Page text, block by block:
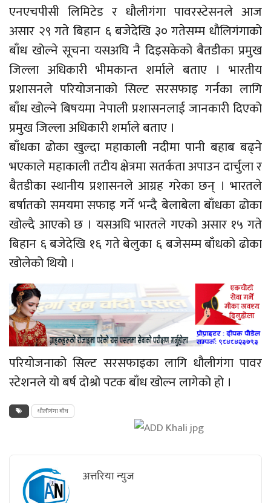
एनएचपीसी लिमिटेड र धौलीगंगा पावरस्टेसनले आज
असार २९ गते बिहान ६ बजेदेखि ३० गतेसम्म धौलिगंगाको
बाँध खोल्ने सूचना यसअघि नै दिइसकेको बैतडीका प्रमुख
जिल्ला अधिकारी भीमकान्त शर्माले बताए । भारतीय
प्रशासनले परियोजनाको सिल्ट सरसफाइ गर्नका लागि
बाँध खोल्ने बिषयमा नेपाली प्रशासनलाई जानकारी दिएको
प्रमुख जिल्ला अधिकारी शर्माले बताए ।
बाँधका ढोका खुल्दा महाकाली नदीमा पानी बहाब बढ्ने
भएकाले महाकाली तटीय क्षेत्रमा सतर्कता अपाउन दार्चुला र
बैतडीका स्थानीय प्रशासनले आग्रह गरेका छन् । भारतले
बर्षातको समयमा सफाइ गर्ने भन्दै बेलाबेला बाँधका ढोका
खोल्दै आएको छ । यसअघि भारतले गएको असार १५ गते
बिहान ६ बजेदेखि १६ गते बेलुका ६ बजेसम्म बाँधको ढोका
खोलेको थियो ।
परियोजनाको सिल्ट सरसफाइका लागि धौलीगंगा पावर
स्टेशनले यो बर्ष दोश्रो पटक बाँध खोल्न लागेको हो ।
धौलीगंगा बाँध
अत्तरिया न्युज